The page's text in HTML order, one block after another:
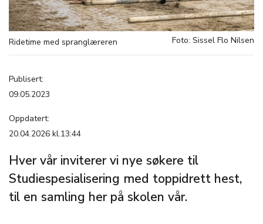
Ridetime med spranglæreren Foto: Sissel Flo Nilsen
Publisert:
09.05.2023
Oppdatert:
20.04.2026 kl.13:44
Hver vår inviterer vi nye søkere til
Studiespesialisering med toppidrett hest,
til en samling her på skolen vår.